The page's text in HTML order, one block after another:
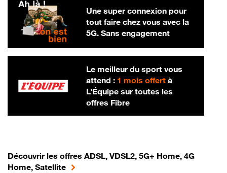
Une super connexion pour
tout faire chez vous avec la
5G. Sans engagement
Le meilleur du sport vous
attend : 1 mois offertà
L’Équipe sur toutes les
offres Fibre
Découvrir les offres ADSL, VDSL2, 5G+ Home, 4G
Home, Satellite